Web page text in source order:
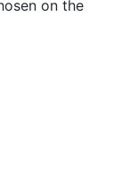
on the